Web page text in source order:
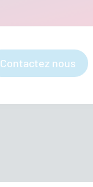
Contactez nous